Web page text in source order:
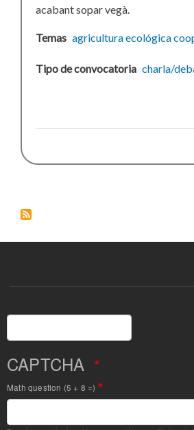
acabant sopar vegà.
Temas agricultura ecológica
Tipo de convocatoria charla/
Buscar
CAPTCHA
Math question (5 + 8 =)